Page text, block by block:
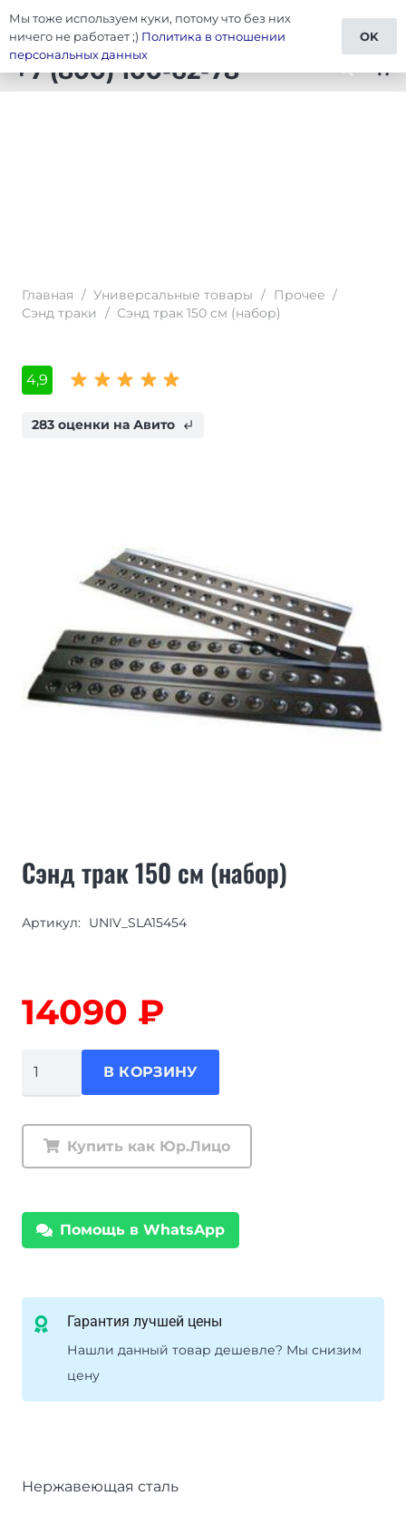
Тюнинг Универсальные товары
+7 (800) 100-62-78 shopping_cart
Главная / Универсальные товары / Прочее /
Сэнд траки
/ Сэнд трак 150 см (набор)
4,9
283 оценки на Авито subdirectory_arrow_left
Сэнд трак 150 см (набор)
Артикул: UNIV_SLA15454
14090 ₽
трак
150
(набор)
В КОРЗИНУ
Купить как Юр.Лицо
Помощь в WhatsApp
Гарантия лучшей цены
Нашли данный товар дешевле? Мы снизим
цену
Нержавеющая сталь
Мы тоже используем куки, потому что без них
ничего не работает ;) Политика в отношении
персональных данных
OK